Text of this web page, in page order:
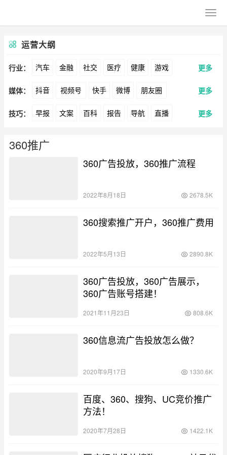
运营大纲
行业： 汽车 金融 社交 医疗 健康 游戏
动漫 美妆 美食 家装 教育 婚纱
酒旅 母婴 宠物 文娱 跨境 科技
广告
更多
媒体： 抖音 视频号 快手 微博 朋友圈
公众号 B站 小红书 头条 知乎
360
谷歌 Facebook Tiktok
更多
技巧： 早报 文案 百科 报告 导航 直播
卖货
推广 方案 策划 案例
更多
360推广
360广告投放，360推广流程
2022年8月18日 2678.5K
360搜索推广开户，360推广费用
2022年5月13日 2890.8K
360广告投放，360广告展示，
360广告账号搭建！
2021年11月23日 808.6K
360信息流广告投放怎么做？
2020年9月17日 1330.6K
百度、360、搜狗、UC竞价推广
方法！
2020年7月28日 1422.1K